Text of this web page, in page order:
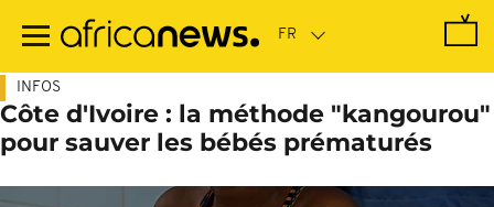
contenu
INFOS
Côte d'Ivoire : la méthode "kangourou"
pour sauver les bébés prématurés